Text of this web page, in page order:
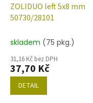
ZOLIDUO left 5x8 mm
50730/28101
skladem (75 pkg.)
31,16 Kč bez DPH
37,70 Kč
DETAIL